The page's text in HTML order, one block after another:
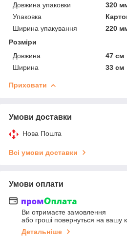
Довжина упаковки
320
Упаковка
Ширина упакування
220
Розміри
Довжина
47 см
Ширина
33 см
Приховати
Умови доставки
Нова Пошта
Всі умови доставки
Умови оплати
Ви отримаєте замовлення
або гроші повернуться на вашу
Детальніше